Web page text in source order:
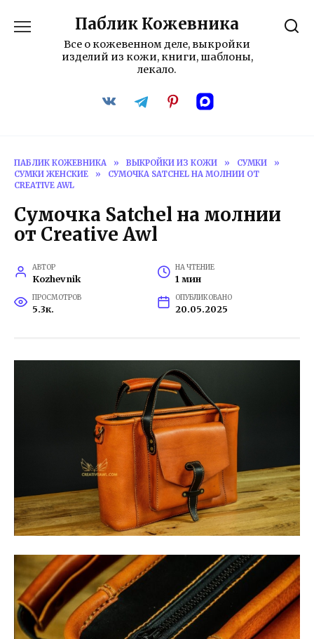
содержанию
Паблик Кожевника
Все о кожевенном деле, выкройки
изделий из кожи, книги, шаблоны,
лекало.
ПАБЛИК КОЖЕВНИКА » ВЫКРОЙКИ ИЗ КОЖИ » СУМКИ
»
СУМКИ ЖЕНСКИЕ
»
СУМОЧКА SATCHEL НА МОЛНИИ ОТ
CREATIVE AWL
Сумочка Satchel на молнии
от Creative Awl
АВТОР
Kozhevnik
НА ЧТЕНИЕ
1 мин
ПРОСМОТРОВ
5.3к.
ОПУБЛИКОВАНО
20.05.2025